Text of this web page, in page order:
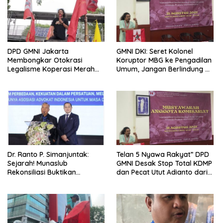
DPD GMNI Jakarta
Membongkar Otokrasi
Legalisme Koperasi Merah
Perampasan Hak Ekonomi
Rakyat
GMNI DKI: Seret Kolonel
Koruptor MBG ke Pengadilan
Umum, Jangan Berlindung di
Dr. Ranto P. Simanjuntak:
Sejarah! Munaslub
Rekonsiliasi Buktikan
Telan 5 Nyawa Rakyat” DPD
GMNI Desak Stop Total KDMP
dan Pecat Utut Adianto dari